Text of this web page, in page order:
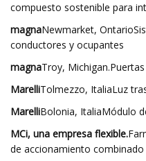
compuesto sostenible para
magnaNewmarket,
conductores y ocupantes
magnaTroy,
MarelliTolmezzo, ItaliaLuz
MarelliBolonia, ItaliaMódulo
MCi, una empresa flexible.
de accionamiento combinado